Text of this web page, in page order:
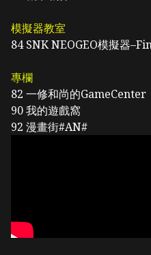
模擬器教室
84 SNK NEOGEO模擬器
專欄
82 一修和尚的GameCenter
90我的遊戲窩
92 漫畫街#AN#